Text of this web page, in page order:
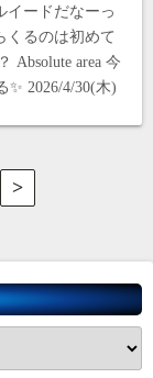
イードだなーっ
くるのは初めて
Absolute area 今
✨ 2026/4/30(木)
>